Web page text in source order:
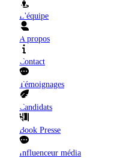
L'équipe
A propos
Contact
Témoignages
Candidats
Book Presse
Influenceur média